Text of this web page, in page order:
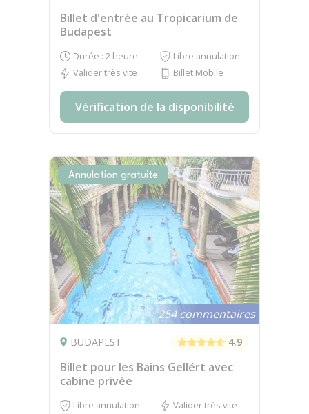
Billet d'entrée au Tropicarium de
Budapest
Durée : 2 heure
Libre annulation
Valider très vite
Billet Mobile
Vérification de la disponibilité
Annulation gratuite
254 commentaires
BUDAPEST 4.9
Billet pour les Bains Gellért avec
cabine privée
Libre annulation
Valider très vite